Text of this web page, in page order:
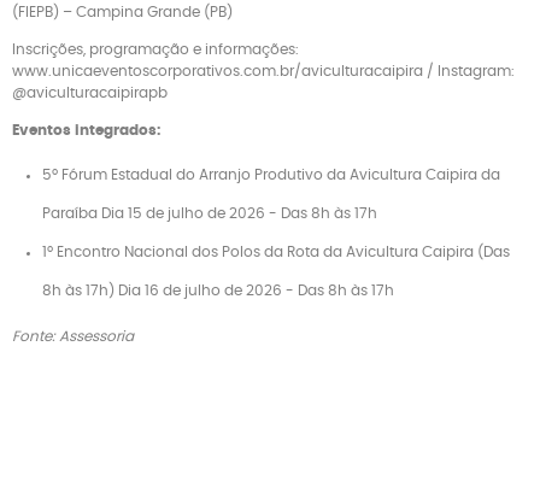
(FIEPB) – Campina Grande (PB)
Inscrições, programação e informações:
www.unicaeventoscorporativos.com.br/aviculturacaipira / Instagram:
@aviculturacaipirapb
Eventos integrados:
5º Fórum Estadual do Arranjo Produtivo da Avicultura Caipira da
Paraíba Dia 15 de julho de 2026 - Das 8h às 17h
1º Encontro Nacional dos Polos da Rota da Avicultura Caipira (Das
8h às 17h) Dia 16 de julho de 2026 - Das 8h às 17h
Fonte: Assessoria